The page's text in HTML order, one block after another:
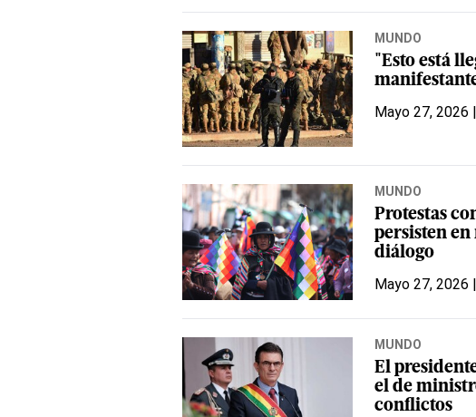
MUNDO
"Esto está
Mayo 27, 2026 |
MUNDO
Protestas
persisten
diálogo
Mayo 27, 2026 |
MUNDO
El
el de
conflictos